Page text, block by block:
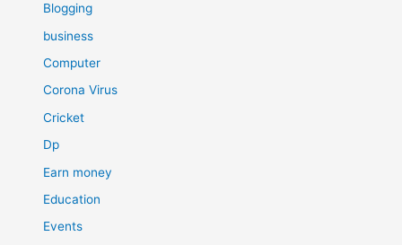
Blogging
business
Computer
Corona Virus
Cricket
Dp
Earn money
Education
Events